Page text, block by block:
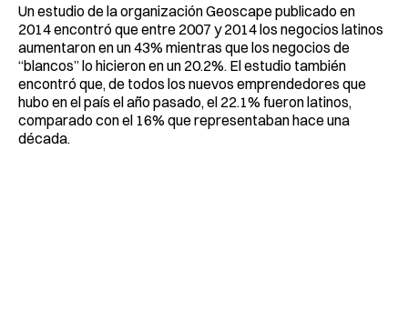
Un estudio de la organización Geoscape publicado en
2014 encontró que entre 2007 y 2014 los negocios latinos
aumentaron en un 43% mientras que los negocios de
“blancos” lo hicieron en un 20.2%. El estudio también
encontró que, de todos los nuevos emprendedores que
hubo en el país el año pasado, el 22.1% fueron latinos,
comparado con el 16% que representaban hace una
década.